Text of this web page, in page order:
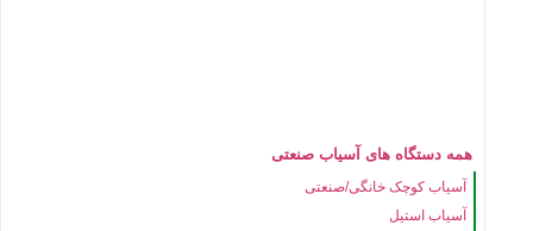
همه دستگاه های آسیاب صنعتی
آسیاب کوچک خانگی/صنعتی
آسیاب استیل